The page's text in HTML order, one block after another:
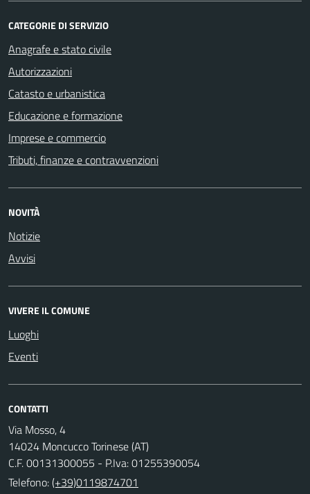
CATEGORIE DI SERVIZIO
Anagrafe e stato civile
Autorizzazioni
Catasto e urbanistica
Educazione e formazione
Imprese e commercio
Tributi, finanze e contravvenzioni
NOVITÀ
Notizie
Avvisi
VIVERE IL COMUNE
Luoghi
Eventi
CONTATTI
Via Mosso, 4
14024 Moncucco Torinese (AT)
C.F. 00131300055 - P.Iva: 01255390054
Telefono:(+39)0119874701